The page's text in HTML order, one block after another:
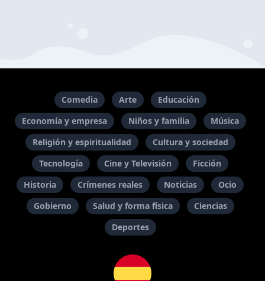
Comedia Arte
Educación
Economía y empresa
Niños y familia
Música
Religión y espiritualidad
Cultura y sociedad
Tecnología
Cine y Televisión
Ficción
Historia
Crímenes reales Noticias
Ocio
Gobierno
Salud y forma física
Ciencias
Deportes